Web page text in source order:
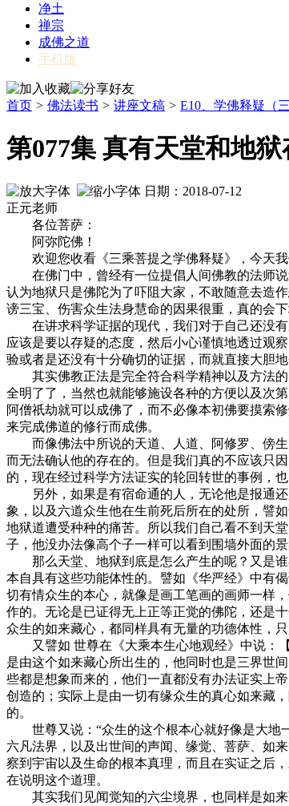
净土
禅宗
成佛之道
手机版
首页 > 佛法读书 > 讲座文稿 > E10、学佛释疑（
第077集 真有天堂和地
日期：2018-07-12
正元老师
各位菩萨：
阿弥陀佛！
欢迎您收看《三乘菩提之学佛释疑》，今天我
在佛门中，曾经有一位提倡人间佛教的法师说
认为地狱只是佛陀为了吓阻大家，不敢随意去造
谤三宝、伤害众生法身慧命的因果很重，真的会下
在讲求科学证据的现代，我们对于自己还没有
应该是要以存疑的态度，然后小心谨慎地透过观
验或者是还没有十分确切的证据，而就直接大胆
其实佛教正法是完全符合科学精神以及方法的
全明了了，当然也就能够施设各种的方便以及次
阿僧祇劫就可以成佛了，而不必像本初佛要摸索
来完成佛道的修行而成佛。
而像佛法中所说的天道、人道、阿修罗、傍生
而无法确认他的存在的。但是我们真的不应该只
的，现在经过科学方法证实的轮回转世的事例，
另外，如果是有宿命通的人，无论他是报通还
象，以及六道众生他在生前死后所在的处所，譬
地狱道遭受种种的痛苦。所以我们自己看不到天
子，他没办法像高个子一样可以看到围墙外面的
那么天堂、地狱到底是怎么产生的呢？又是谁
本自具有这些功能体性的。譬如《华严经》中有
切有情众生的本心，就像是画工笔画的画师一样
作的。无论是已证得无上正等正觉的佛陀，还是
众生的如来藏心，都同样具有无量的功德体性，
又譬如 世尊在《大乘本生心地观经》中说：【
是由这个如来藏心所出生的，他同时也是三界世
些都是想象而来的，他们一直都没有办法证实上
创造的；实际上是由一切有缘众生的真心如来藏
的。
世尊又说：“众生的这个根本心就好像是大地一
六凡法界，以及出世间的声闻、缘觉、菩萨、如
察到宇宙以及生命的根本真理，而且在实证之后
在说明这个道理。
其实我们见闻觉知的六尘境界，也同样是如来